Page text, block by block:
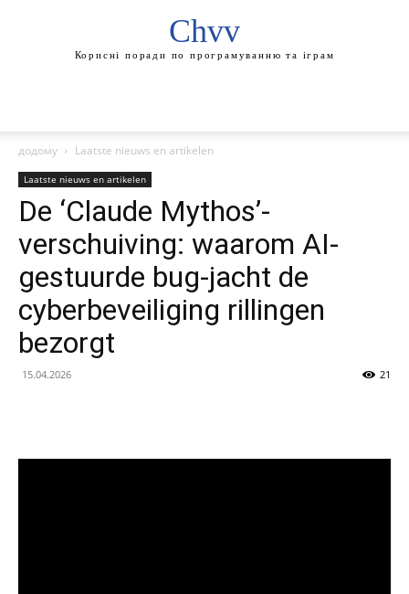
Chvv
Корисні поради по програмуванню та іграм
додому Laatste nieuws en artikelen
Laatste nieuws en artikelen
De ‘Claude Mythos’-
verschuiving: waarom AI-
gestuurde bug-jacht de
cyberbeveiliging rillingen
bezorgt
15.04.2026 21